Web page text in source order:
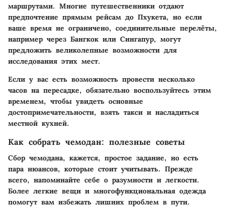
маршрутами. Многие путешественники отдают
предпочтение прямым рейсам до Пхукета, но если
ваше время не ограничено, соединительные перелёты,
например через Бангкок или Сингапур, могут
предложить великолепные возможности для
исследования этих мест.
Если у вас есть возможность провести несколько
часов на пересадке, обязательно воспользуйтесь этим
временем, чтобы увидеть основные
достопримечательности, взять такси и насладиться
местной кухней.
Как собрать чемодан: полезные советы
Сбор чемодана, кажется, простое задание, но есть
пара нюансов, которые стоит учитывать. Прежде
всего, напоминайте себе о разумности и легкости.
Более легкие вещи и многофункциональная одежда
помогут вам избежать лишних проблем в пути.